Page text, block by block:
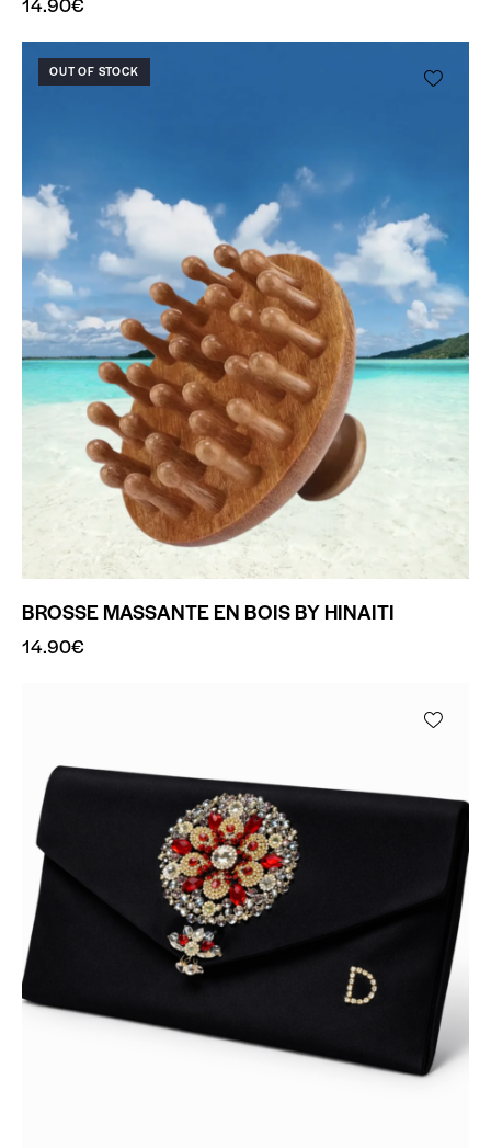
OUT OF STOCK
BROSSE MASSANTE EN BOIS BY HINAITI
14.90€